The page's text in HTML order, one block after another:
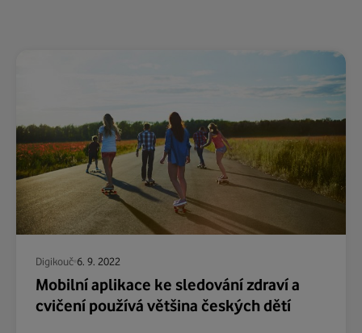
Digikouč 6. 9. 2022
Mobilní aplikace ke sledování zdraví a
cvičení používá většina českých dětí